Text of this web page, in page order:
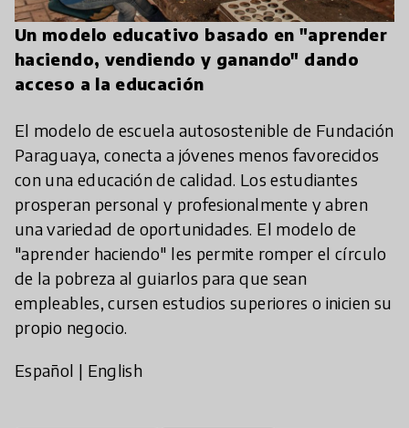
Un modelo educativo basado en "aprender
haciendo, vendiendo y ganando" dando
acceso a la educación
El modelo de escuela autosostenible de Fundación
Paraguaya, conecta a jóvenes menos favorecidos
con una educación de calidad. Los estudiantes
prosperan personal y profesionalmente y abren
una variedad de oportunidades. El modelo de
"aprender haciendo" les permite romper el círculo
de la pobreza al guiarlos para que sean
empleables, cursen estudios superiores o inicien su
propio negocio.
Español | English